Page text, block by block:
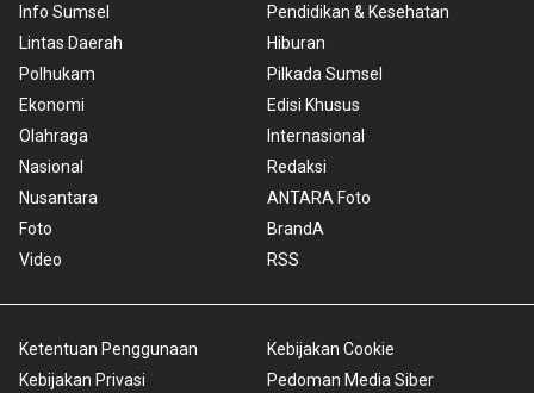
Info Sumsel
Lintas Daerah
Polhukam
Ekonomi
Olahraga
Nasional
Nusantara
Foto
Video
Pendidikan & Kesehatan
Hiburan
Pilkada Sumsel
Edisi Khusus
Internasional
Redaksi
ANTARA Foto
BrandA
RSS
Ketentuan Penggunaan
Kebijakan Privasi
Kebijakan Cookie
Pedoman Media Siber